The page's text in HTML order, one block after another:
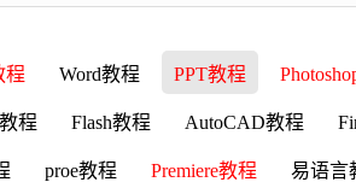
程 Word教程 PPT教程
程 Flash教程 AutoCAD教程
proe教程 Premiere教程 易语言